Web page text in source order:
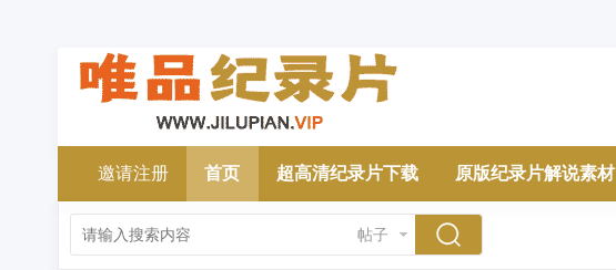
邀请注册 首页 超高清纪录片下载 原版纪录片解说素材
帖子